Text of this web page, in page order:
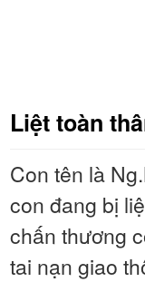
Liệt toàn
Con tên là
con đang bị
chấn thương
tai nạn giao